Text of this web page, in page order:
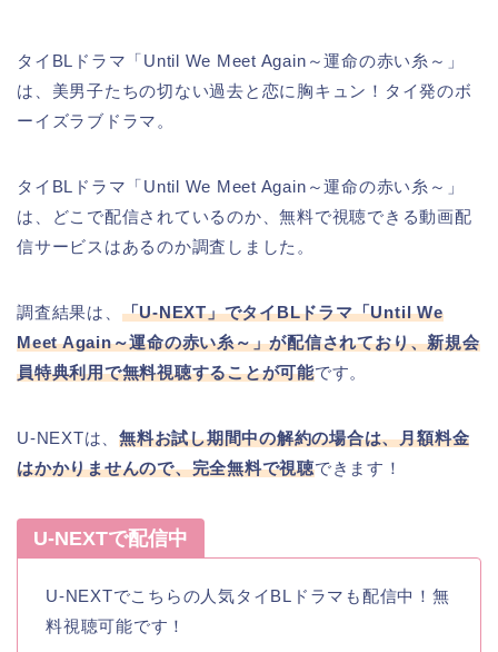
タイBLドラマ「Until We Meet Again～運命の赤い糸～」
は、美男子たちの切ない過去と恋に胸キュン！タイ発のボ
ーイズラブドラマ。
タイBLドラマ「Until We Meet Again～運命の赤い糸～」
は、どこで配信されているのか、無料で視聴できる動画配
信サービスはあるのか調査しました。
調査結果は、 「U-NEXT」でタイBLドラマ「Until We
Meet Again～運命の赤い糸～」が配信されており、新規会
員特典利用で無料視聴することが可能です。
U-NEXTは、無料お試し期間中の解約の場合は、月額料金
はかかりませんので、完全無料で視聴できます！
U-NEXTで配信中
U-NEXTでこちらの人気タイBLドラマも配信中！無
料視聴可能です！